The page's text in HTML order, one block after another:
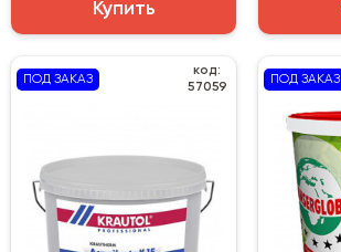
Купить
ПОД ЗАКАЗ
код:
57059
ПОД ЗАКАЗ